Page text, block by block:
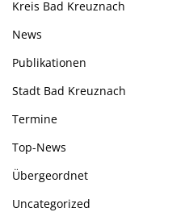
Kreis Bad Kreuznach
News
Publikationen
Stadt Bad Kreuznach
Termine
Top-News
Übergeordnet
Uncategorized